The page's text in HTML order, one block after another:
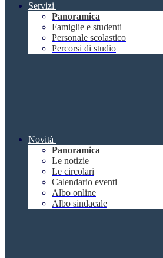
Servizi
Panoramica
Famiglie e studenti
Personale scolastico
Percorsi di studio
Novità
Panoramica
Le notizie
Le circolari
Calendario eventi
Albo online
Albo sindacale